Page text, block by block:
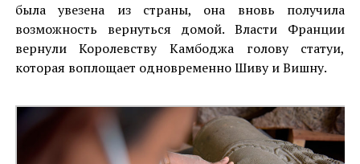
была увезена из страны, она вновь получила
возможность вернуться домой. Власти Франции
вернули Королевству Камбоджа голову статуи,
которая воплощает одновременно Шиву и Вишну.